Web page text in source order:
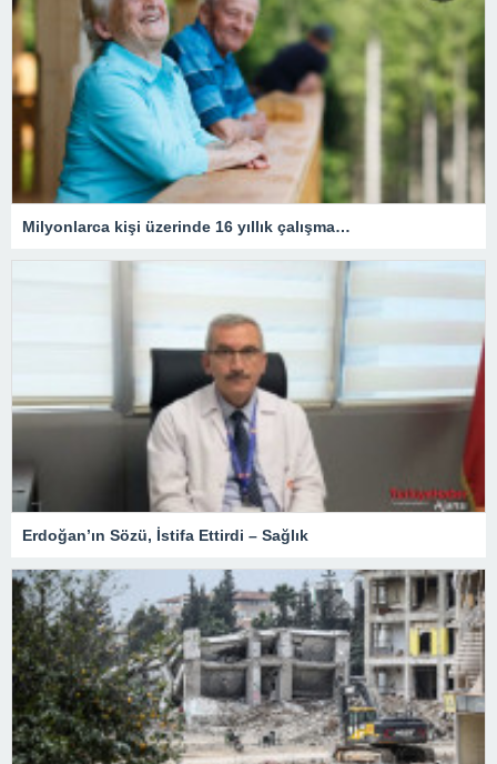
Milyonlarca kişi üzerinde 16 yıllık çalışma…
Erdoğan’ın Sözü, İstifa Ettirdi – Sağlık